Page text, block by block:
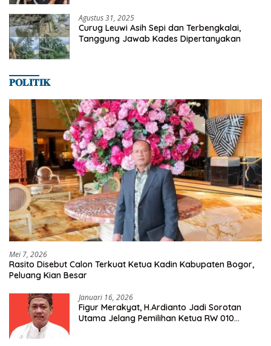
Agustus 31, 2025
Curug Leuwi Asih Sepi dan Terbengkalai,
Tanggung Jawab Kades Dipertanyakan
𝐏𝐎𝐋𝐈𝐓𝐈𝐊
Mei 7, 2026
Rasito Disebut Calon Terkuat Ketua Kadin Kabupaten Bogor,
Peluang Kian Besar
Januari 16, 2026
Figur Merakyat, H.Ardianto Jadi Sorotan
Utama Jelang Pemilihan Ketua RW 010